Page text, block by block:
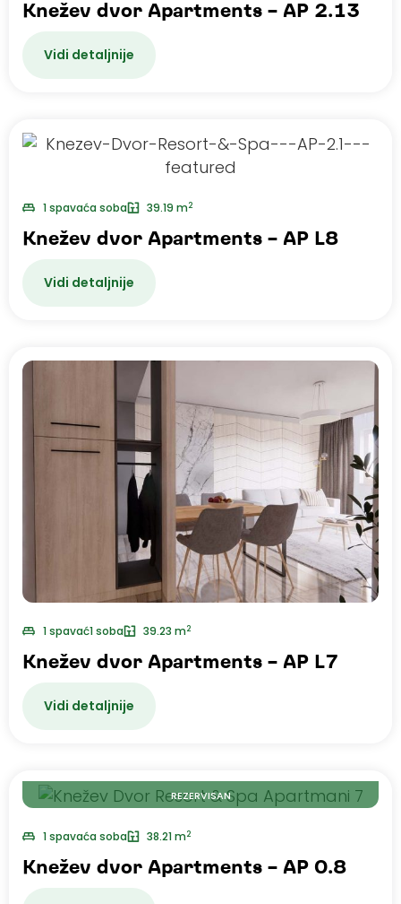
Knežev dvor Apartments – AP 2.13
Vidi detaljnije
1 spavaća soba 39.19 m2
Knežev dvor Apartments – AP L8
Vidi detaljnije
1 spavać1 soba 39.23 m2
Knežev dvor Apartments – AP L7
Vidi detaljnije
REZERVISAN
1 spavaća soba 38.21 m2
Knežev dvor Apartments – AP 0.8